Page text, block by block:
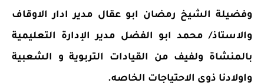
بالمنشاة ولفيف من القيادات التربوية و
الشعبية
واولادنا ذوي الاحتياجات الخاصه.